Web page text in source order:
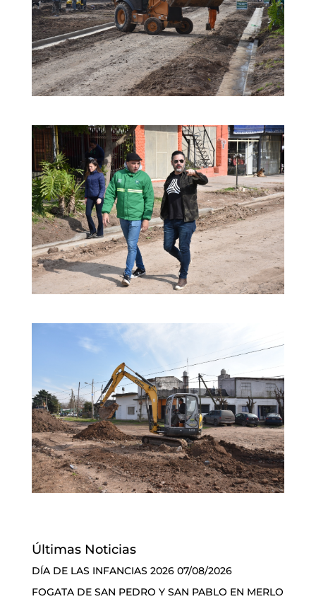
Últimas Noticias
DÍA DE LAS INFANCIAS 2026 07/08/2026
FOGATA DE SAN PEDRO Y SAN PABLO EN MERLO